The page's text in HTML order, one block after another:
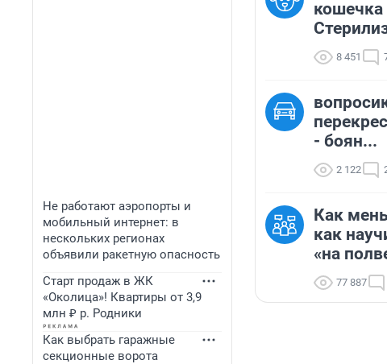
Не работают аэропорты и
мобильный интернет: в
нескольких регионах
объявили ракетную опасность
Старт продаж в ЖК
«Околица»! Квартиры от 3,9
млн ₽ р. Родники
Как выбрать гаражные
секционные ворота
8 451
- боян...
2 122
Как
как
«на
77 887